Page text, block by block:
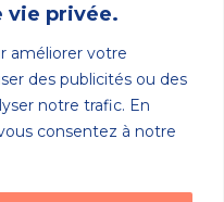
vie privée.
améliorer votre
des publicités ou des
notre trafic. En
consentez à notre